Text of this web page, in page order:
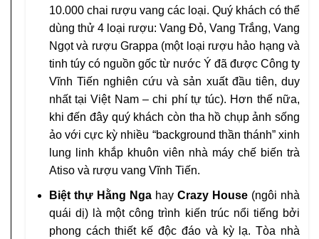
10.000 chai rượu vang các loại. Quý khách có thể
dùng thử 4 loại rượu: Vang Đỏ, Vang Trắng, Vang
Ngọt và rượu Grappa (một loại rượu hảo hạng và
tinh túy có nguồn gốc từ nước Ý đã được Công ty
Vĩnh Tiến nghiên cứu và sản xuất đầu tiên, duy
nhất tại Việt Nam – chi phí tự túc). Hơn thế nữa,
khi đến đây quý khách còn tha hồ chụp ảnh sống
ảo với cực kỳ nhiều “background thần thánh” xinh
lung linh khắp khuôn viên nhà máy chế biến trà
Atiso và rượu vang Vĩnh Tiến.
Biệt thự Hằng Ngahay Crazy House(ngôi nhà
quái dị) là một công trình kiến trúc nổi tiếng bởi
phong cách thiết kế độc đáo và kỳ lạ. Tòa nhà